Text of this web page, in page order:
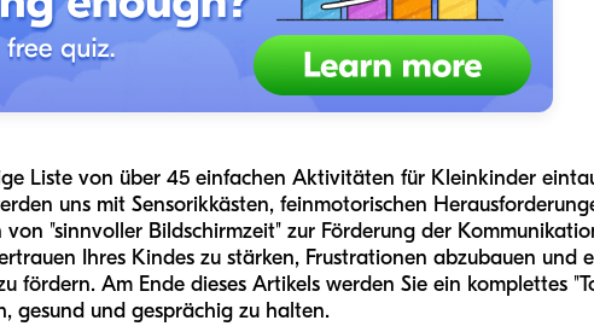
Liste von über 45 einfachen Aktivitäten für Kleinkinder
uns mit Sensorikkästen, feinmotorischen
"sinnvoller Bildschirmzeit" zur Förderung der
Ihres Kindes zu stärken, Frustrationen abzubauen und
fördern. Am Ende dieses Artikels werden Sie ein komplettes
gesund und gesprächig zu halten.